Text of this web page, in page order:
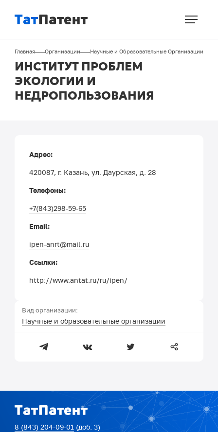
содержанию
Строка
навигации
Главная Организации Научные и Образовательные Организации
ИНСТИТУТ ПРОБЛЕМ
ЭКОЛОГИИ И
НЕДРОПОЛЬЗОВАНИЯ
Адрес:
420087, г. Казань, ул. Даурская, д. 28
Телефоны:
+7(843)298-59-65
Email:
ipen-anrt@mail.ru
Ссылки:
http://www.antat.ru/ru/ipen/
Вид организации:
Научные и образовательные организации
8 (843) 204-09-01 (доб. 3)